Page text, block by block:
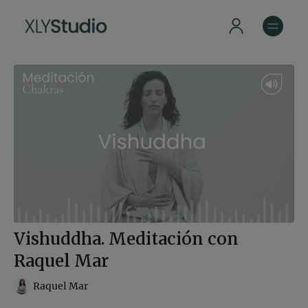
Vishuddha. Meditación con
Raquel Mar
Raquel Mar